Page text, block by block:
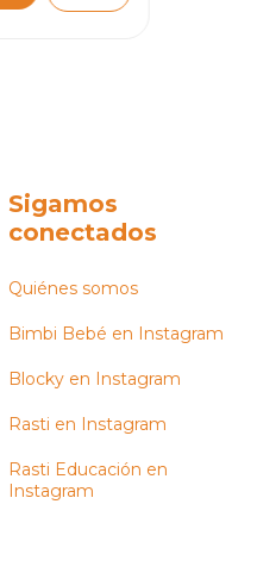
Sigamos
conectados
Quiénes somos
Bimbi Bebé en Instagram
Blocky en Instagram
Rasti en Instagram
Rasti Educación en
Instagram